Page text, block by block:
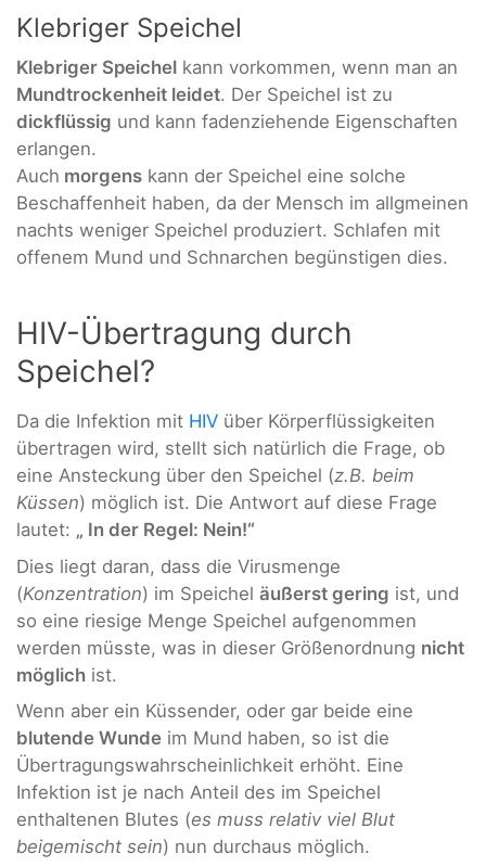
Klebriger Speichel
Klebriger Speichel kann vorkommen, wenn man an
Mundtrockenheit leidet. Der Speichel ist zu
dickflüssig und kann fadenziehende Eigenschaften
erlangen.
Auch morgens kann der Speichel eine solche
Beschaffenheit haben, da der Mensch im allgmeinen
nachts weniger Speichel produziert. Schlafen mit
offenem Mund und Schnarchen begünstigen dies.
HIV-Übertragung durch
Speichel?
Da die Infektion mit HIV über Körperflüssigkeiten
übertragen wird, stellt sich natürlich die Frage, ob
eine Ansteckung über den Speichel (z.B. beim
Küssen) möglich ist. Die Antwort auf diese Frage
lautet: „ In der Regel: Nein!“
Dies liegt daran, dass die Virusmenge
(Konzentration) im Speichel äußerst gering ist, und
so eine riesige Menge Speichel aufgenommen
werden müsste, was in dieser Größenordnung nicht
möglich ist.
Wenn aber ein Küssender, oder gar beide eine
blutende Wunde im Mund haben, so ist die
Übertragungswahrscheinlichkeit erhöht. Eine
Infektion ist je nach Anteil des im Speichel
enthaltenen Blutes (es muss relativ viel Blut
beigemischt sein) nun durchaus möglich.